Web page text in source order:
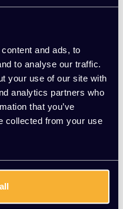
and ads, to
to analyse our traffic.
your use of our site with
analytics partners who
that you’ve
collected from your use
aanbieding aan